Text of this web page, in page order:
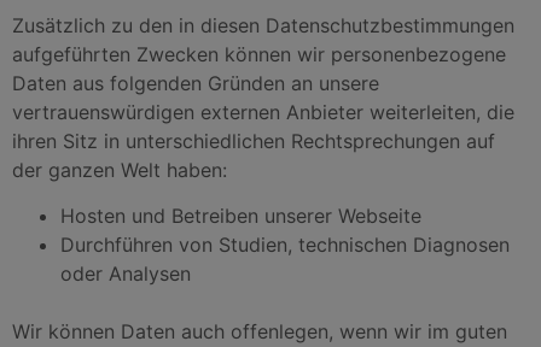
Zusätzlich zu den in diesen Datenschutzbestimmungen
aufgeführten Zwecken können wir personenbezogene
Daten aus folgenden Gründen an unsere
vertrauenswürdigen externen Anbieter weiterleiten, die
ihren Sitz in unterschiedlichen Rechtsprechungen auf
der ganzen Welt haben:
Hosten und Betreiben unserer Webseite
Durchführen von Studien, technischen Diagnosen
oder Analysen
Wir können Daten auch offenlegen, wenn wir im guten